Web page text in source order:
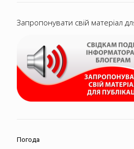
Запропонувати свій матеріал
Погода